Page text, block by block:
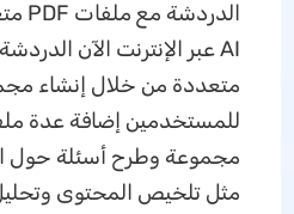
مجموعة وطرح أسئلة حول
مثل تلخيص المحتوى